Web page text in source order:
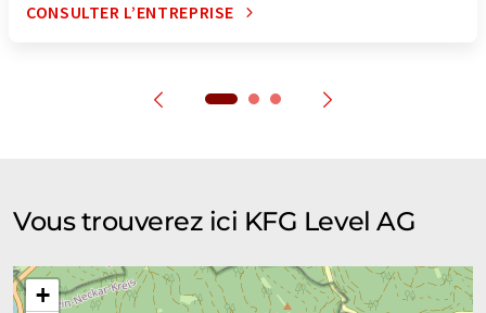
CONSULTER L’ENTREPRISE
Vous trouverez ici KFG Level AG
+